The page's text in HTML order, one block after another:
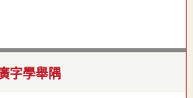
字學舉隅